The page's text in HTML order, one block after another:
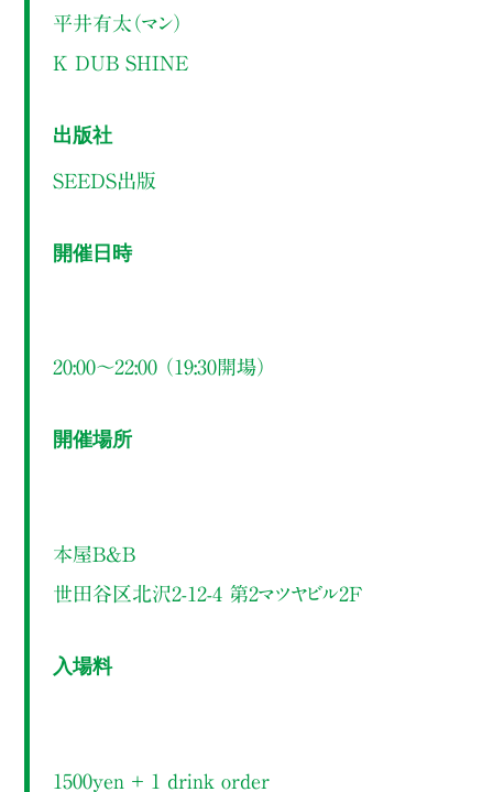
平井有太（マン）
K DUB SHINE
出版社
SEEDS出版
開催日時
20:00～22:00 （19:30開場）
開催場所
本屋B&B
世田谷区北沢2-12-4 第2マツヤビル2F
入場料
1500yen ＋ 1 drink order